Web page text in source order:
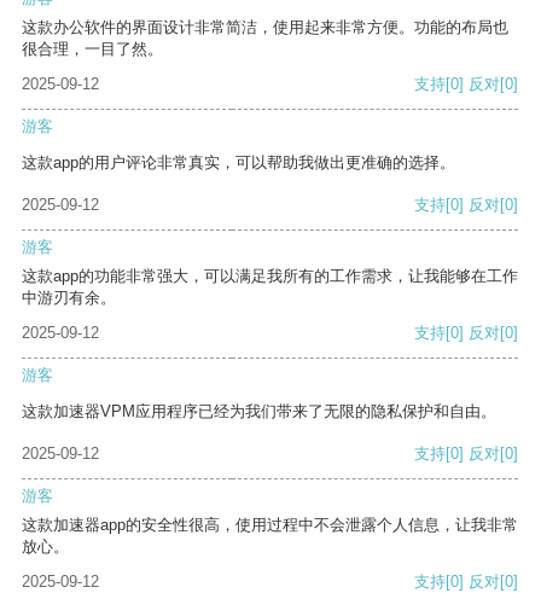
这款办公软件的界面设计非常简洁，使用起来非常方便。功能的布局也
很合理，一目了然。
2025-09-12
支持[0] 反对[0]
游客
这款app的用户评论非常真实，可以帮助我做出更准确的选择。
2025-09-12 支持[0] 反对[0]
游客
这款app的功能非常强大，可以满足我所有的工作需求，让我能够在工作
中游刃有余。
2025-09-12
支持[0] 反对[0]
游客
这款加速器VPM应用程序已经为我们带来了无限的隐私保护和自由。
2025-09-12 支持[0] 反对[0]
游客
这款加速器app的安全性很高，使用过程中不会泄露个人信息，让我非常
放心。
2025-09-12
支持[0] 反对[0]